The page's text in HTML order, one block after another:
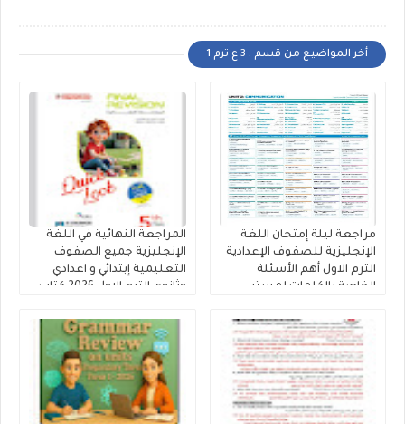
أخر المواضيع من قسم : 3 ع ترم 1
مراجعة ليلة إمتحان اللغة
الإنجليزية للصفوف الإعدادية
الترم الاول أهم الأسئلة
الخاصة بالكلمات لمستر
المراجعة النهائية في اللغة
الإنجليزية جميع الصفوف
التعليمية إبتدائي و اعدادي
وثانوي الترم الاول 2026 كتاب